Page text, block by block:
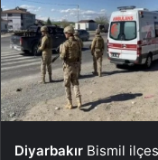
Diyarbakır Bismil